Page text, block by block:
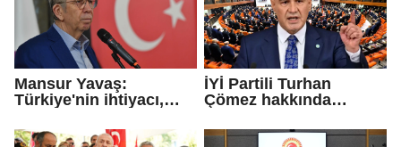
Mansur Yavaş:
Türkiye'nin ihtiyacı,
mutabakatlar değil
İYİ Partili Turhan
Çömez hakkında